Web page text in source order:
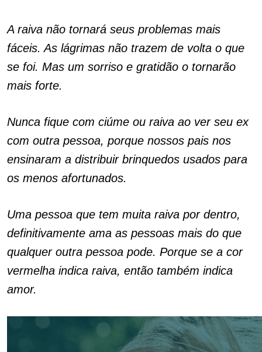
A raiva não tornará seus problemas mais
fáceis. As lágrimas não trazem de volta o que
se foi. Mas um sorriso e gratidão o tornarão
mais forte.
Nunca fique com ciúme ou raiva ao ver seu ex
com outra pessoa, porque nossos pais nos
ensinaram a distribuir brinquedos usados ​​para
os menos afortunados.
Uma pessoa que tem muita raiva por dentro,
definitivamente ama as pessoas mais do que
qualquer outra pessoa pode. Porque se a cor
vermelha indica raiva, então também indica
amor.